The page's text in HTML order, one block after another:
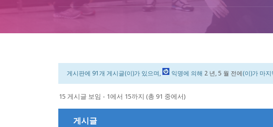
게시판에 91개 게시글(이)가 있으며, 익명에 의해 2 년, 5 월 전에(이)가 마
15 게시글 보임 - 1에서 15까지 (총 91 중에서)
게시글